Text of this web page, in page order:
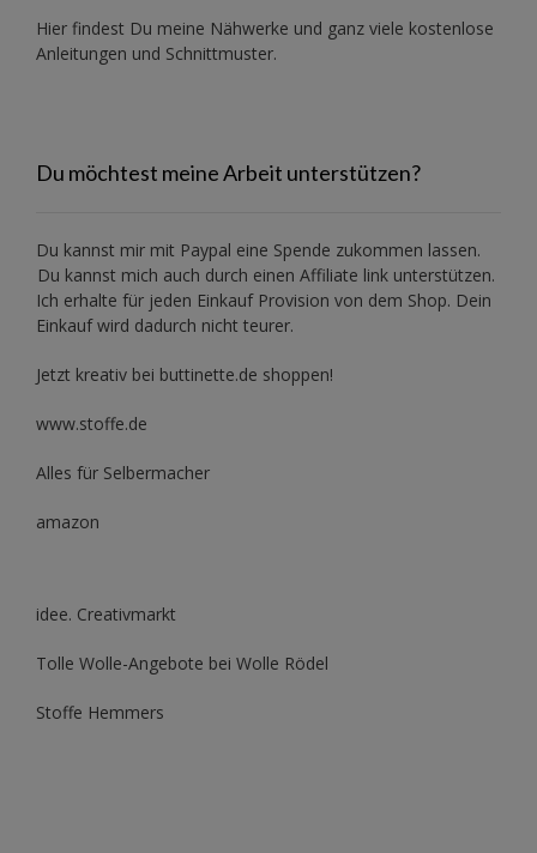
Hier findest Du meine Nähwerke und ganz viele kostenlose
Anleitungen und Schnittmuster.
Du möchtest meine Arbeit unterstützen?
Du kannst mir mit Paypal eine Spende zukommen lassen.
Du kannst mich auch durch einen Affiliate link unterstützen.
Ich erhalte für jeden Einkauf Provision von dem Shop. Dein
Einkauf wird dadurch nicht teurer.
Jetzt kreativ bei buttinette.de shoppen!
www.stoffe.de
Alles für Selbermacher
amazon
idee. Creativmarkt
Tolle Wolle-Angebote bei Wolle Rödel
Stoffe Hemmers